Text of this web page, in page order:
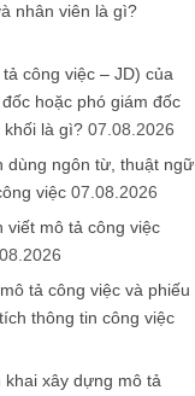
nhân viên là gì?
công việc – JD) của
hoặc phó giám đốc
khối là gì? 07.08.2026
dùng ngôn từ, thuật ngữ
việc 07.08.2026
viết mô tả công việc
tả công việc và phiếu
thông tin công việc
xây dựng mô tả